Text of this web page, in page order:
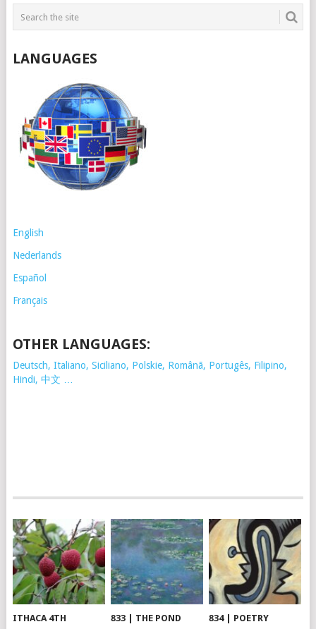
LANGUAGES
English
Nederlands
Español
Français
OTHER LANGUAGES:
Deutsch, Italiano, Siciliano, Polskie, Românã, Portugês, Filipino,
Hindi, 中文 …
ITHACA 4TH
833 | THE POND 834 | POETRY